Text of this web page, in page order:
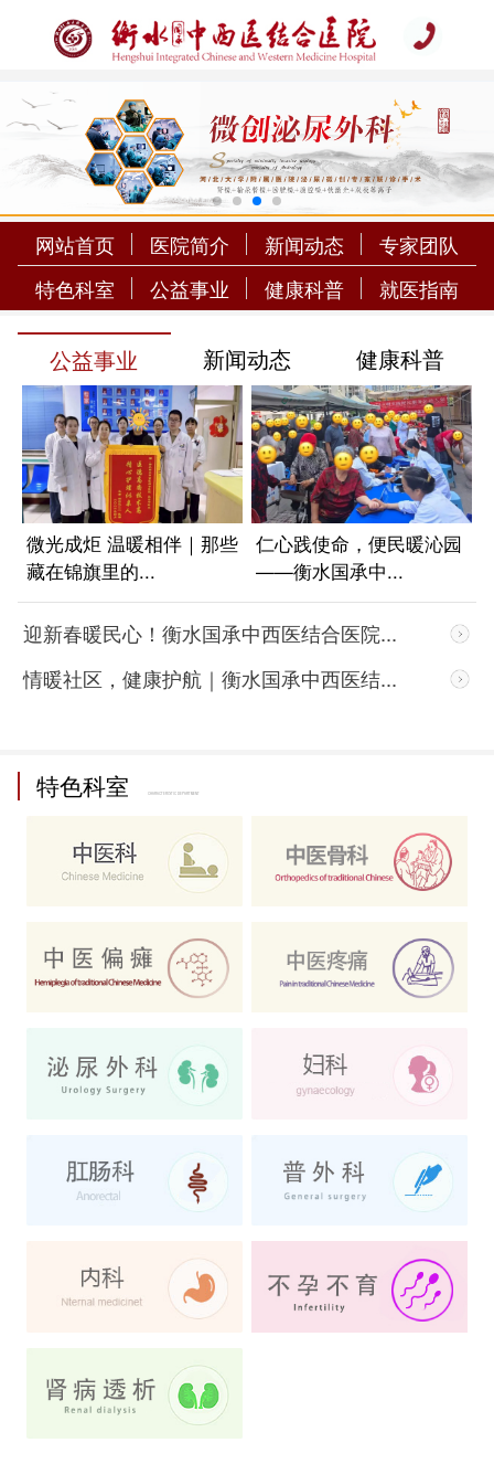
网站首页 医院简介 新闻动态
专家团队
特色科室
公益事业 健康科普 就医指南
公益事业 新闻动态 健康科普
微光成炬 温暖相伴｜那些
藏在锦旗里的...
仁心践使命，便民暖沁园
——衡水国承中...
迎新春暖民心！衡水国承中西医结合医院...
情暖社区，健康护航｜衡水国承中西医结...
特色科室 CHARACTERISTIC DEPARTMENT